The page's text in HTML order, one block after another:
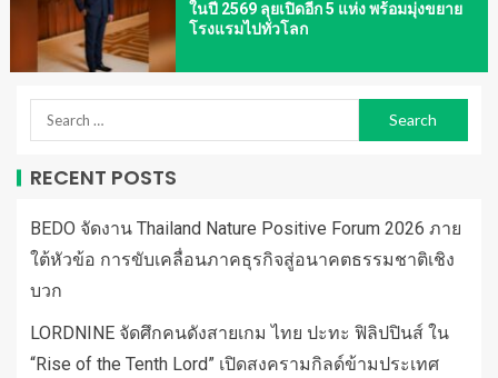
ในปี 2569 ลุยเปิดอีก 5 แห่ง พร้อมมุ่งขยาย
โรงแรมไปทั่วโลก
RECENT POSTS
BEDO จัดงาน Thailand Nature Positive Forum 2026 ภาย
ใต้หัวข้อ การขับเคลื่อนภาคธุรกิจสู่อนาคตธรรมชาติเชิง
บวก
LORDNINE จัดศึกคนดังสายเกม ไทย ปะทะ ฟิลิปปินส์ ใน
“Rise of the Tenth Lord” เปิดสงครามกิลด์ข้ามประเทศ